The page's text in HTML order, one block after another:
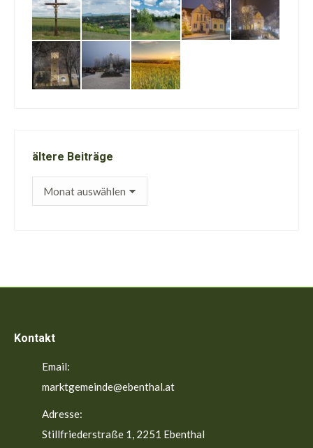
ältere Beiträge
ältere
Kontakt
Email:
marktgemeinde@ebenthal.at
Adresse:
Stillfriederstraße 1, 2251 Ebenthal